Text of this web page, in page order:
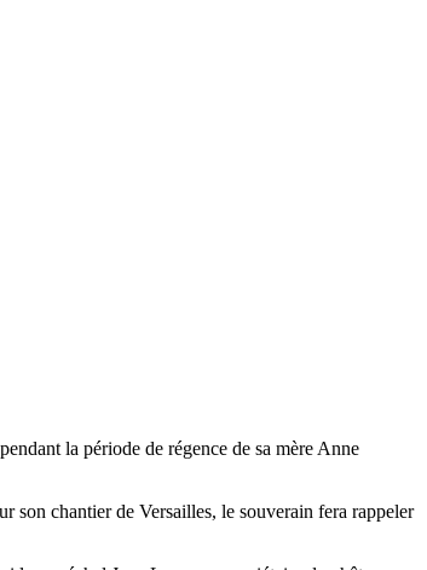
la période de régence de sa mère Anne
son chantier de Versailles, le souverain fera rappeler